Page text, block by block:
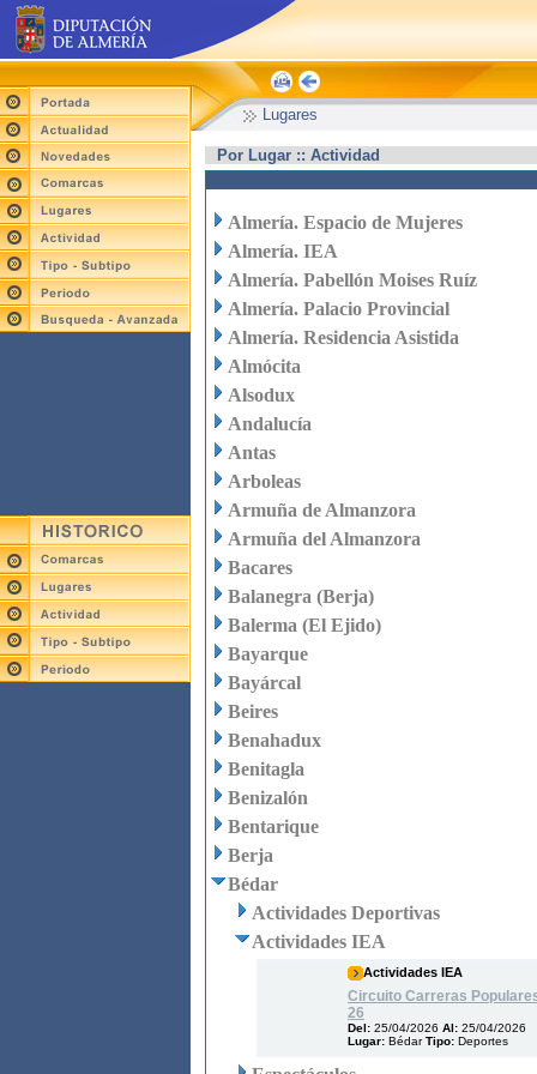
Lugares
Por Lugar :: Actividad
Almería. Espacio de Mujeres
Almería. IEA
Almería. Pabellón Moises Ruíz
Almería. Palacio Provincial
Almería. Residencia Asistida
Almócita
Alsodux
Andalucía
Antas
Arboleas
Armuña de Almanzora
Armuña del Almanzora
Bacares
Balanegra (Berja)
Balerma (El Ejido)
Bayarque
Bayárcal
Beires
Benahadux
Benitagla
Benizalón
Bentarique
Berja
Bédar
Actividades Deportivas
Actividades IEA
Actividades IEA
Circuito Carreras
26
Del: 25/04/2026 Al: 25/04/2026
Lugar: BédarTipo: Deportes